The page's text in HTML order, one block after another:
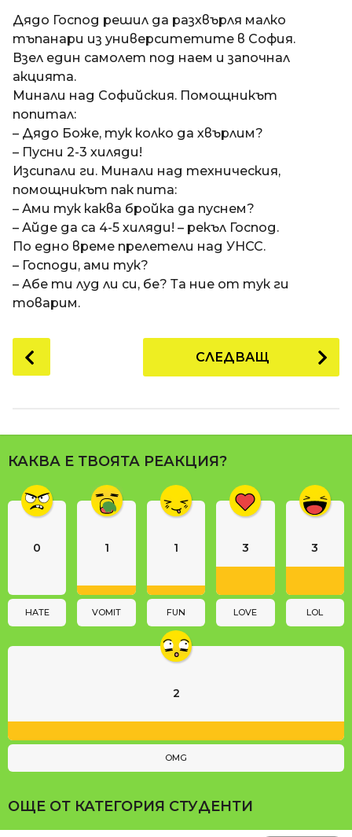
п
р
е
д
и
1
8
г
о
д
и
н
и
п
р
е
и
t
i
Дядо Господ решил да разхвърля малко
тъпанари из университетите в София.
Взел един самолет под наем и започнал
акцията.
Минали над Софийския. Помощникът
попитал:
– Дядо Боже, тук колко да хвърлим?
– Пусни 2-3 хиляди!
Изсипали ги. Минали над техническия,
помощникът пак пита:
– Ами тук каква бройка да пуснем?
– Айде да са 4-5 хиляди! – рекъл Господ.
По едно време прелетели над УНСС.
– Господи, ами тук?
– Абе ти луд ли си, бе? Та ние от тук ги
товарим.
o
P
a
g
n
o
СЛЕДВАЩ
КАКВА Е ТВОЯТА РЕАКЦИЯ?
0
HATE
1
VOMIT
1
FUN
3
LOVE
3
LOL
2
OMG
ОЩЕ ОТ КАТЕГОРИЯ СТУДЕНТИ